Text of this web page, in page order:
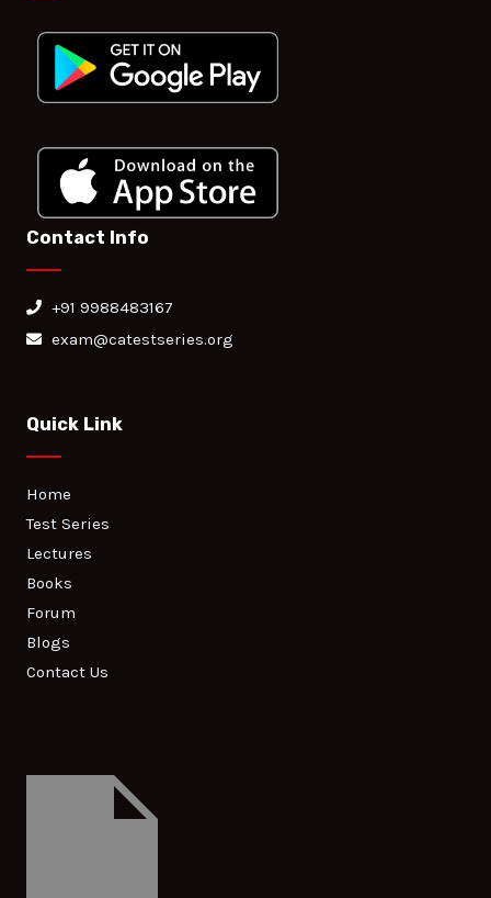
Quick Link
Home
Test Series
Lectures
Books
Forum
Blogs
Contact Us
Contact Info
+91 9988483167
exam@catestseries.org